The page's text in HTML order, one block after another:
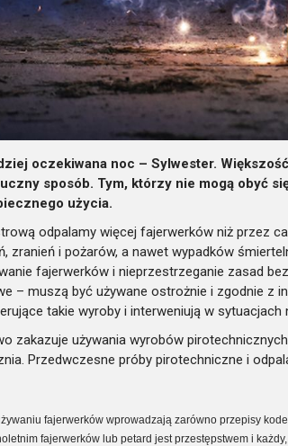
oczekiwana noc – Sylwester.
sposób. Tym, którzy nie mogą obyć
użycia.
odpalamy więcej fajerwerków niż przez
zranień i pożarów, a nawet wypadków
fajerwerków i nieprzestrzeganie zasad
– muszą być używane ostrożnie i zgodnie z
takie wyroby i interweniują w sytuacjach
zakazuje używania wyrobów
Przedwczesne próby pirotechniczne i
fajerwerków wprowadzają zarówno przepisy
fajerwerków lub petard jest przestępstwem i